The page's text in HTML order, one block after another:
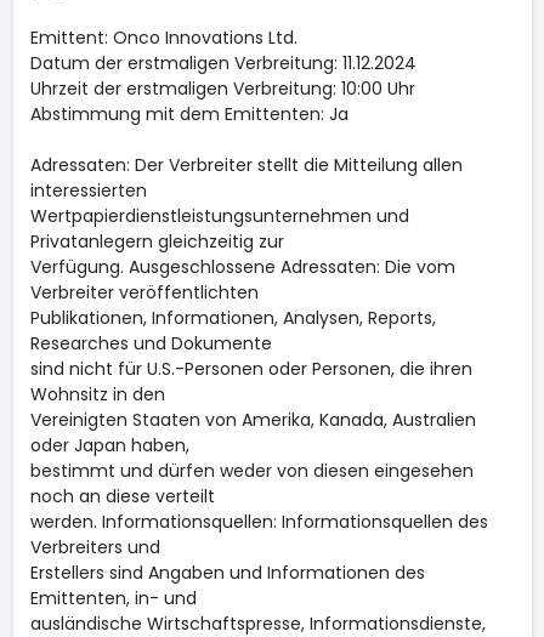
Emittent: Onco Innovations Ltd.
Datum der erstmaligen Verbreitung: 11.12.2024
Uhrzeit der erstmaligen Verbreitung: 10:00 Uhr
Abstimmung mit dem Emittenten: Ja
Adressaten: Der Verbreiter stellt die Mitteilung allen
interessierten
Wertpapierdienstleistungsunternehmen und
Privatanlegern gleichzeitig zur
Verfügung. Ausgeschlossene Adressaten: Die vom
Verbreiter veröffentlichten
Publikationen, Informationen, Analysen, Reports,
Researches und Dokumente
sind nicht für U.S.-Personen oder Personen, die ihren
Wohnsitz in den
Vereinigten Staaten von Amerika, Kanada, Australien
oder Japan haben,
bestimmt und dürfen weder von diesen eingesehen
noch an diese verteilt
werden. Informationsquellen: Informationsquellen des
Verbreiters und
Erstellers sind Angaben und Informationen des
Emittenten, in- und
ausländische Wirtschaftspresse, Informationsdienste,